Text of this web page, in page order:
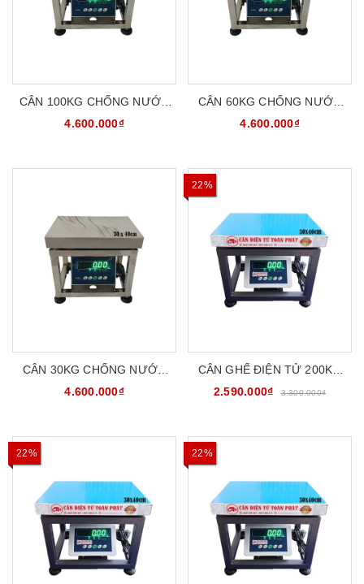
CÂN 100KG CHỐNG NƯỚC
CHỐNG BỤI INOX304
4.600.000₫
CÂN 60KG CHỐNG NƯỚC
CHỐNG BỤI INOX304
4.600.000₫
CÂN 30KG CHỐNG NƯỚC
CHỐNG BỤI INOX304
4.600.000₫
22%
CÂN GHẾ ĐIỆN TỬ 200KG
30X40CM CATOPHA
2.590.000₫ 3.300.000₫
22% 22%